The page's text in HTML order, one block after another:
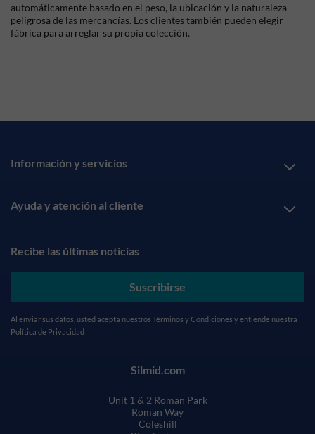
automáticamente basado en el peso, la ubicación y la naturaleza
peligrosa de las mercancías. Los clientes también pueden elegir
fábrica para arreglar su propia colección.
Información y servicios
Ayuda y atención al cliente
Recibe las últimas noticias
Suscribirse
Al enviar sus datos, usted acepta nuestros Términos y Condiciones y entiende nuestra
Política de Privacidad
Silmid.com
Unit 1 & 2 Roman Park
Roman Way
Coleshill